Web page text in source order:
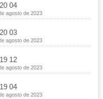
04
agosto de 2023
03
agosto de 2023
12
agosto de 2023
04
agosto de 2023